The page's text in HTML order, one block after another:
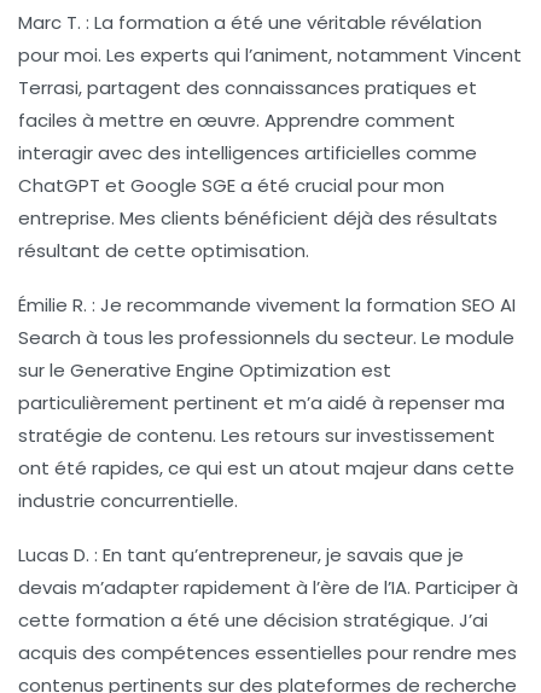
Marc T. : La formation a été une véritable révélation
pour moi. Les experts qui l’animent, notamment Vincent
Terrasi, partagent des connaissances pratiques et
faciles à mettre en œuvre. Apprendre comment
interagir avec des intelligences artificielles comme
ChatGPT et Google SGEa été crucial pour mon
entreprise. Mes clients bénéficient déjà des résultats
résultant de cette optimisation.
Émilie R. : Je recommande vivement la formation SEO AI
Search à tous les professionnels du secteur. Le module
sur le Generative Engine Optimization est
particulièrement pertinent et m’a aidé à repenser ma
stratégie de contenu. Les retours sur investissement
ont été rapides, ce qui est un atout majeur dans cette
industrie concurrentielle.
Lucas D. : En tant qu’entrepreneur, je savais que je
devais m’adapter rapidement à l’ère de l’IA. Participer à
cette formation a été une décision stratégique. J’ai
acquis des compétences essentielles pour rendre mes
contenus pertinents sur des plateformes de recherche